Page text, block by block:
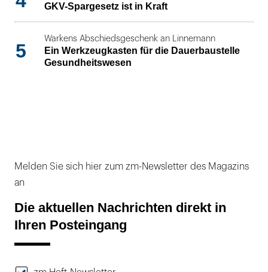
GKV-Spargesetz ist in Kraft
5
Warkens Abschiedsgeschenk an Linnemann
Ein Werkzeugkasten für die Dauerbaustelle
Gesundheitswesen
Melden Sie sich hier zum zm-Newsletter des Magazins
an
Die aktuellen Nachrichten direkt in
Ihren Posteingang